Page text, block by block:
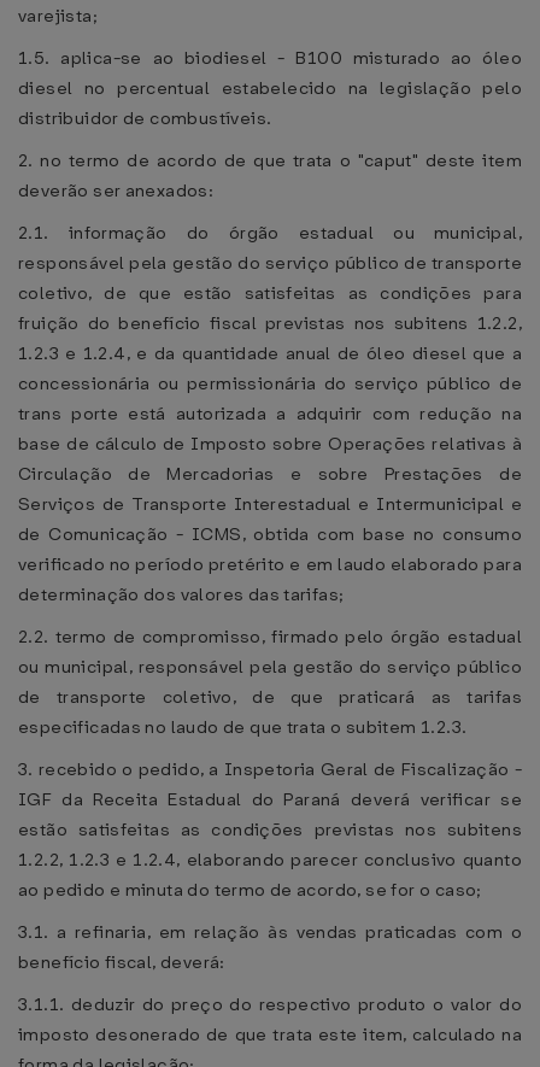
varejista;
1.5. aplica-se ao biodiesel - B100 misturado ao óleo
diesel no percentual estabelecido na legislação pelo
distribuidor de combustíveis.
2. no termo de acordo de que trata o "caput" deste item
deverão ser anexados:
2.1. informação do órgão estadual ou municipal,
responsável pela gestão do serviço público de transporte
coletivo, de que estão satisfeitas as condições para
fruição do benefício fiscal previstas nos subitens 1.2.2,
1.2.3 e 1.2.4, e da quantidade anual de óleo diesel que a
concessionária ou permissionária do serviço público de
trans porte está autorizada a adquirir com redução na
base de cálculo de Imposto sobre Operações relativas à
Circulação de Mercadorias e sobre Prestações de
Serviços de Transporte Interestadual e Intermunicipal e
de Comunicação - ICMS, obtida com base no consumo
verificado no período pretérito e em laudo elaborado para
determinação dos valores das tarifas;
2.2. termo de compromisso, firmado pelo órgão estadual
ou municipal, responsável pela gestão do serviço público
de transporte coletivo, de que praticará as tarifas
especificadas no laudo de que trata o subitem 1.2.3.
3. recebido o pedido, a Inspetoria Geral de Fiscalização -
IGF da Receita Estadual do Paraná deverá verificar se
estão satisfeitas as condições previstas nos subitens
1.2.2, 1.2.3 e 1.2.4, elaborando parecer conclusivo quanto
ao pedido e minuta do termo de acordo, se for o caso;
3.1. a refinaria, em relação às vendas praticadas com o
benefício fiscal, deverá:
3.1.1. deduzir do preço do respectivo produto o valor do
imposto desonerado de que trata este item, calculado na